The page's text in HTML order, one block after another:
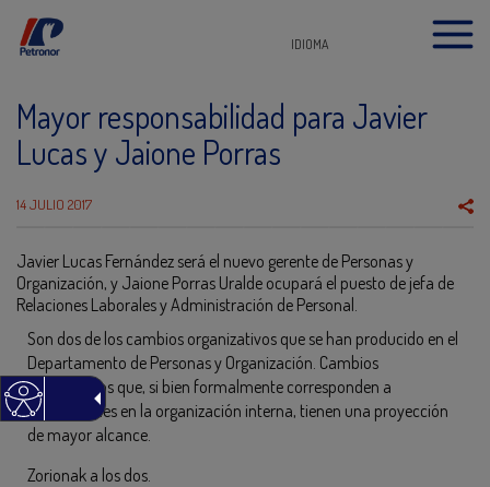
IDIOMA
Mayor responsabilidad para Javier
Lucas y Jaione Porras
14 JULIO 2017
Javier Lucas Fernández será el nuevo gerente de Personas y
Organización, y Jaione Porras Uralde ocupará el puesto de jefa de
Relaciones Laborales y Administración de Personal.
Son dos de los cambios organizativos que se han producido en el
Departamento de Personas y Organización. Cambios
significativos que, si bien formalmente corresponden a
renovaciones en la organización interna, tienen una proyección
de mayor alcance.
Zorionak a los dos.